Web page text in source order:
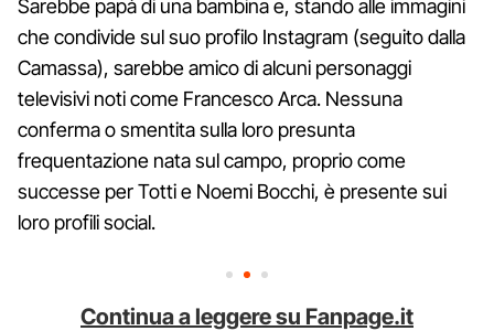
Sarebbe papà di una bambina e, stando alle immagini
che condivide sul suo profilo Instagram (seguito dalla
Camassa), sarebbe amico di alcuni personaggi
televisivi noti come Francesco Arca. Nessuna
conferma o smentita sulla loro presunta
frequentazione nata sul campo, proprio come
successe per Totti e Noemi Bocchi, è presente sui
loro profili social.
Continua a leggere su Fanpage.it